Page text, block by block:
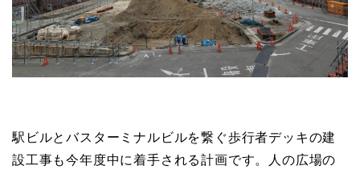
駅ビルとバスターミナルビルを繋ぐ歩行者デッキの建
設工事も今年度中に着手される計画です。人の広場の